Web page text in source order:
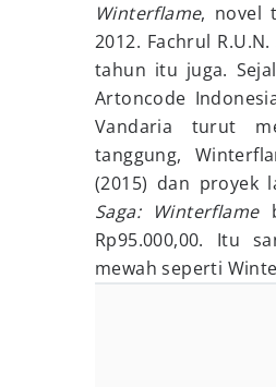
Winterflame, novel
2012. Fachrul
tahun itu juga.
Artoncode
Vandaria turut
tanggung,
(2015) dan proyek
Saga: Winterflame
Rp95.000,00. Itu
mewah seperti